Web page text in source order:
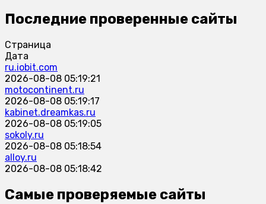
Последние проверенные сайты
Страница
Дата
ru.iobit.com
2026-08-08 05:19:21
motocontinent.ru
2026-08-08 05:19:17
kabinet.dreamkas.ru
2026-08-08 05:19:05
sokoly.ru
2026-08-08 05:18:54
alloy.ru
2026-08-08 05:18:42
Самые проверяемые сайты